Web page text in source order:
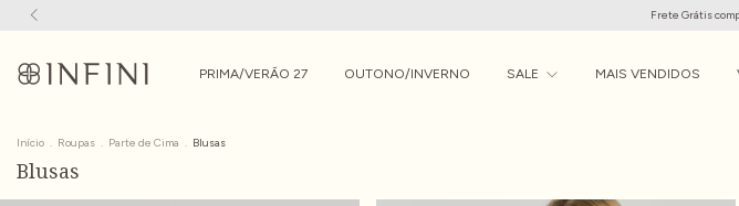
Frete Grátis
PRIMA/VERÃO 27 OUTONO/INVERNO SALE MAIS VENDIDOS
Início . Roupas . Parte de Cima . Blusas
Blusas